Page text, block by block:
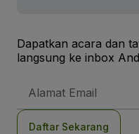
Dapatkan acara dan
langsung ke inbox
Email
Daftar Sekarang